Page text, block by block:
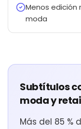
Menos
moda
Subtítulos
moda y
Más del 85 %